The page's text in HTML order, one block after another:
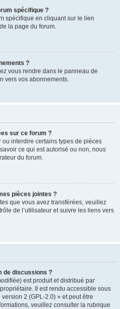
spécifique ?
spécifique en cliquant sur le lien
la page du forum.
?
vous rendre dans le panneau de
vers vos abonnements.
sur ce forum ?
interdire certains types de pièces
ce qui est autorisé ou non, nous
du forum.
pièces jointes ?
que vous avez transférées, veuillez
de l’utilisateur et suivre les liens vers
de discussions ?
est produit et distribué par
Il est rendu accessible sous
2 (GPL-2.0) » et peut être
veuillez consulter la rubrique